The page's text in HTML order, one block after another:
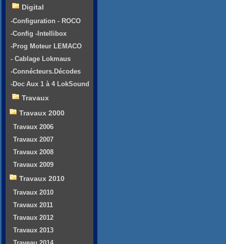
Digital
-Configuration - ROCO
-Config -Intellibox
-Prog Moteur LEMACO
- Cablage Lokmaus
-Connécteurs.Décodes
-Doc Aux 1 à 4 LokSound
Travaux
Travaux 2000
Travaux 2006
Travaux 2007
Travaux 2008
Travaux 2009
Travaux 2010
Travaux 2010
Travaux 2011
Travaux 2012
Travaux 2013